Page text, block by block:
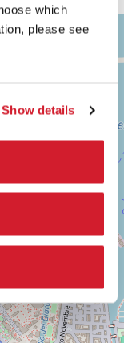
which
please see
Show details